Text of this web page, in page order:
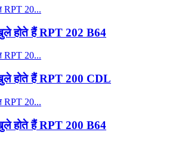
होते हैं RPT 202 B64
होते हैं RPT 200 CDL
होते हैं RPT 200 B64